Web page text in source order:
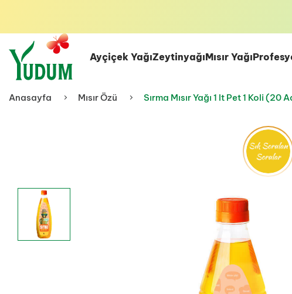
Ayçiçek YağıZeytinyağıMısır Yağı
Anasayfa Mısır Özü Sırma Mısır Yağı 1 lt Pet 1 Koli (20